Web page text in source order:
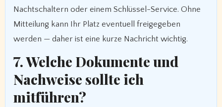
Nachtschaltern oder einem Schlüssel-Service. Ohne
Mitteilung kann Ihr Platz eventuell freigegeben
werden — daher ist eine kurze Nachricht wichtig.
7. Welche Dokumente und
Nachweise sollte ich
mitführen?